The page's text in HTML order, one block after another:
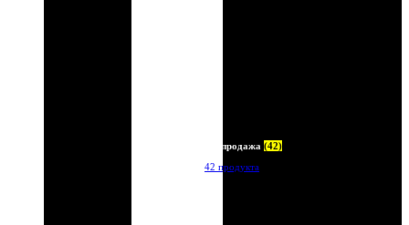
Распродажа (42)
42 продукта